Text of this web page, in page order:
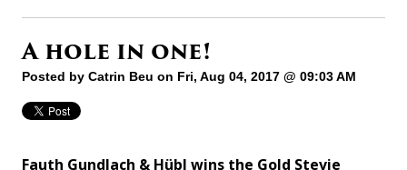
A hole in one!
Posted by Catrin Beu on Fri, Aug 04, 2017 @ 09:03 AM
Fauth Gundlach & Hübl wins the Gold Stevie